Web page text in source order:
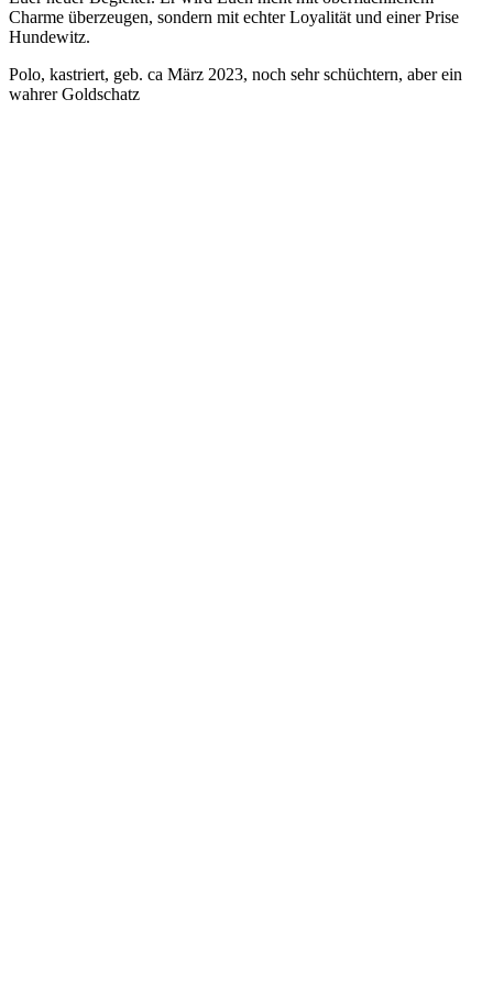
Charme überzeugen, sondern mit echter Loyalität und einer Prise
Hundewitz.
Polo, kastriert, geb. ca März 2023, noch sehr schüchtern, aber ein
wahrer Goldschatz